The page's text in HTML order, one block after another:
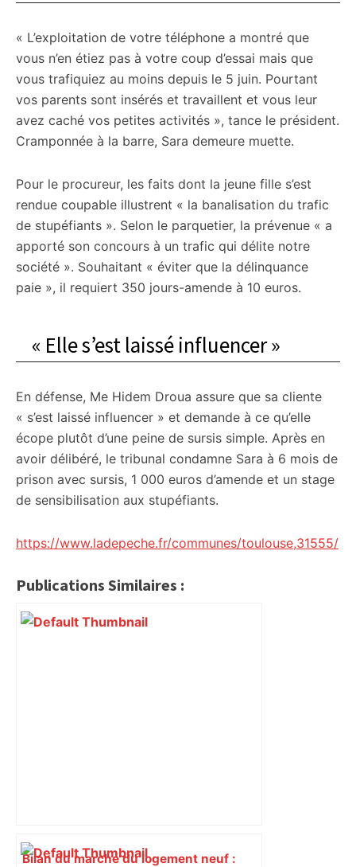
« L’exploitation de votre téléphone a montré que
vous n’en étiez pas à votre coup d’essai mais que
vous trafiquiez au moins depuis le 5 juin. Pourtant
vos parents sont insérés et travaillent et vous leur
avez caché vos petites activités », tance le président.
Cramponnée à la barre, Sara demeure muette.
Pour le procureur, les faits dont la jeune fille s’est
rendue coupable illustrent « la banalisation du trafic
de stupéfiants ». Selon le parquetier, la prévenue « a
apporté son concours à un trafic qui délite notre
société ». Souhaitant « éviter que la délinquance
paie », il requiert 350 jours-amende à 10 euros.
« Elle s’est laissé influencer »
En défense, Me Hidem Droua assure que sa cliente
« s’est laissé influencer » et demande à ce qu’elle
écope plutôt d’une peine de sursis simple. Après en
avoir délibéré, le tribunal condamne Sara à 6 mois de
prison avec sursis, 1 000 euros d’amende et un stage
de sensibilisation aux stupéfiants.
https://www.ladepeche.fr/communes/toulouse,31555/
Publications Similaires :
Bilan du marché du logement neuf :